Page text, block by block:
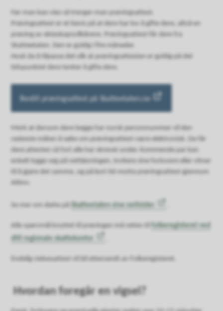
Før man kan vies så trenger man prøvingsattest.
Prøvingsattest er et bevis på at dere har lov å gifte dere, altså en
prøving av ekteskapsvilkårene. Prøvingsattest får dere fra
Skatteetaten. Den er gyldig i fire måneder.
Husk da å tilpasse det slik at prøvingsattesten er gyldig på det
tidspunktet dere tenker å gifte dere.
Bestill prøvingsattest på Skatteetaten.no
Merk at dersom dere begge har norsk personnummer vil den
raskeste måten å søke om prøvingsattest være elektronisk. Da får
dere attesten så fort alle har skrevet under. Kommende par kan
enkelt logge seg på nettløsningen, invitere sine forlovere eller vitner
til å gjøre det samme, og på kort tid motta prøvingsattest gjennom
Skatteetaten sine nettsider
Alle spørsmål knyttet til prøvingen må rettes til
folkeregisteret ved
ditt regionale skattekontor
Endelig vielsesattest vil bli ettersendt av Folkeregisteret.
Hvordan foregår en vigsel?